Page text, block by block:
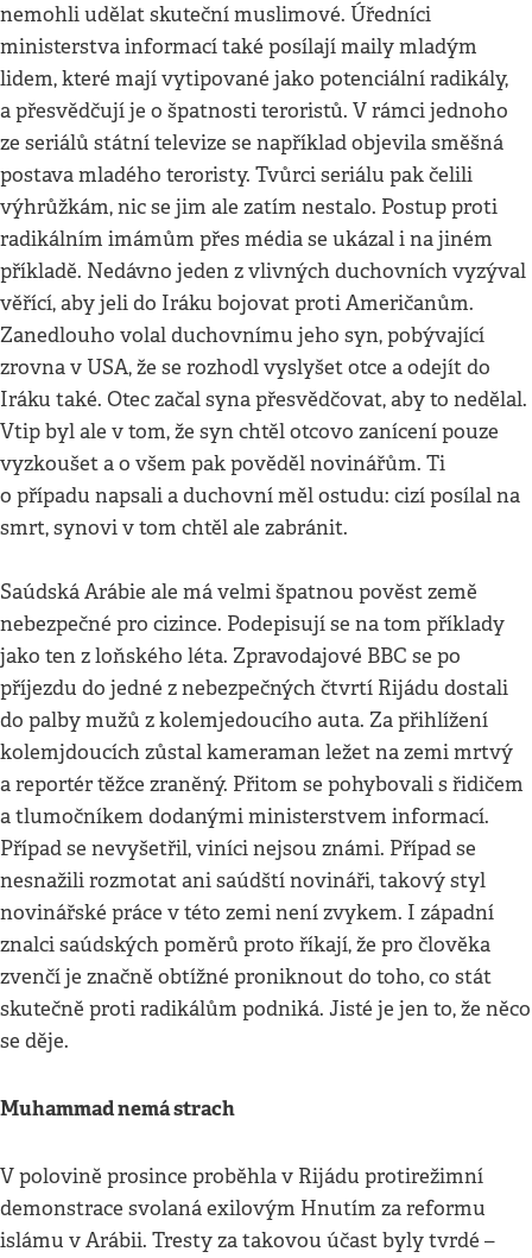
nemohli udělat skuteční muslimové. Úředníci
ministerstva informací také posílají maily mladým
lidem, které mají vytipované jako potenciální radikály,
a přesvědčují je o špatnosti teroristů. V rámci jednoho
ze seriálů státní televize se například objevila směšná
postava mladého teroristy. Tvůrci seriálu pak čelili
výhrůžkám, nic se jim ale zatím nestalo. Postup proti
radikálním imámům přes média se ukázal i na jiném
příkladě. Nedávno jeden z vlivných duchovních vyzýval
věřící, aby jeli do Iráku bojovat proti Američanům.
Zanedlouho volal duchovnímu jeho syn, pobývající
zrovna v USA, že se rozhodl vyslyšet otce a odejít do
Iráku také. Otec začal syna přesvědčovat, aby to nedělal.
Vtip byl ale v tom, že syn chtěl otcovo zanícení pouze
vyzkoušet a o všem pak pověděl novinářům. Ti
o případu napsali a duchovní měl ostudu: cizí posílal na
smrt, synovi v tom chtěl ale zabránit.
Saúdská Arábie ale má velmi špatnou pověst země
nebezpečné pro cizince. Podepisují se na tom příklady
jako ten z loňského léta. Zpravodajové BBC se po
příjezdu do jedné z nebezpečných čtvrtí Rijádu dostali
do palby mužů z kolemjedoucího auta. Za přihlížení
kolemjdoucích zůstal kameraman ležet na zemi mrtvý
a reportér těžce zraněný. Přitom se pohybovali s řidičem
a tlumočníkem dodanými ministerstvem informací.
Případ se nevyšetřil, viníci nejsou známi. Případ se
nesnažili rozmotat ani saúdští novináři, takový styl
novinářské práce v této zemi není zvykem. I západní
znalci saúdských poměrů proto říkají, že pro člověka
zvenčí je značně obtížné proniknout do toho, co stát
skutečně proti radikálům podniká. Jisté je jen to, že něco
se děje.
Muhammad nemá strach
V polovině prosince proběhla v Rijádu protirežimní
demonstrace svolaná exilovým Hnutím za reformu
islámu v Arábii. Tresty za takovou účast byly tvrdé –